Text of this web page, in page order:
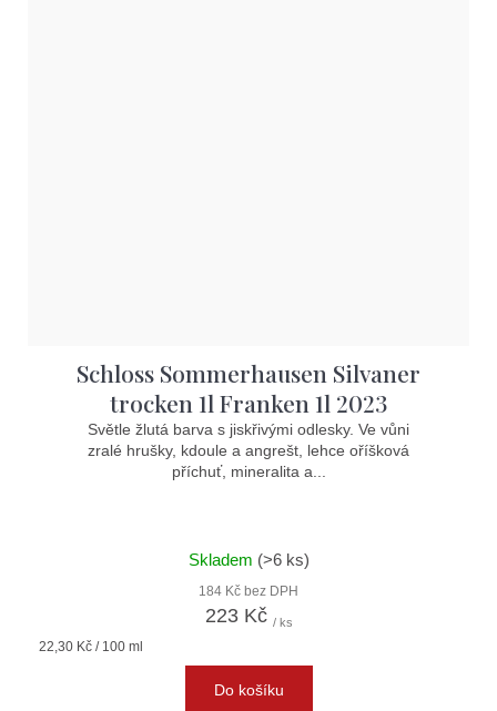
Schloss Sommerhausen Silvaner
trocken 1l Franken 1l 2023
Světle žlutá barva s jiskřivými odlesky. Ve vůni
zralé hrušky, kdoule a angrešt, lehce oříšková
příchuť, mineralita a...
Skladem (>6 ks)
184 Kč bez DPH
223 Kč / ks
Měrná
22,30 Kč / 100 ml
Do košíku